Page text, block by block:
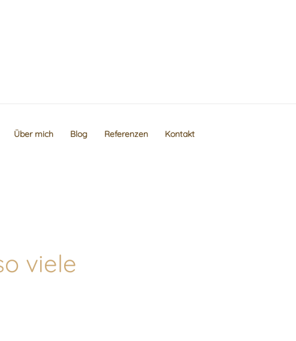
Über mich Blog Referenzen Kontakt
viele